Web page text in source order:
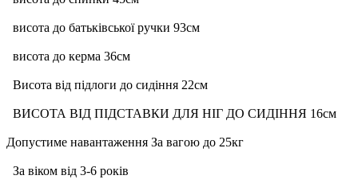
висота до батьківської ручки 93см
висота до керма 36см
Висота від підлоги до сидіння 22см
ВИСОТА ВІД ПІДСТАВКИ ДЛЯ НІГ ДО СИДІННЯ 16см
Допустиме навантаження За вагою до 25кг
За віком від 3-6 років